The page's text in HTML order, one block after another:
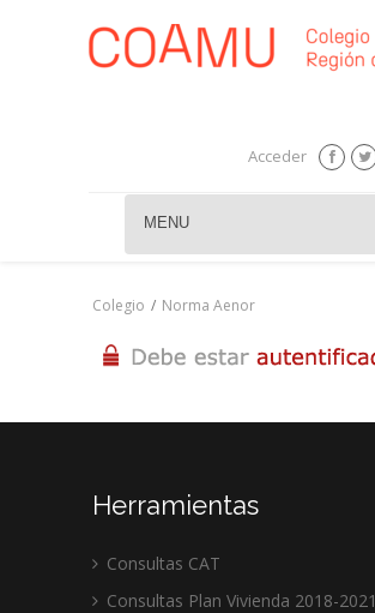
Acceder
MENU
Colegio / Norma Aenor
Herramientas
Consultas CAT
Consultas Plan Vivienda 2018-2021